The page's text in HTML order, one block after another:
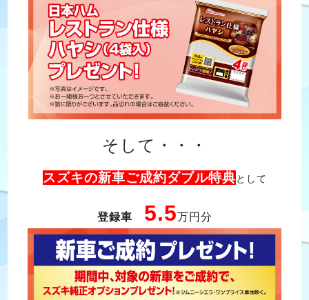
そして・・・
スズキの新車ご成約ダブル特典として
登録車 5.5万円分